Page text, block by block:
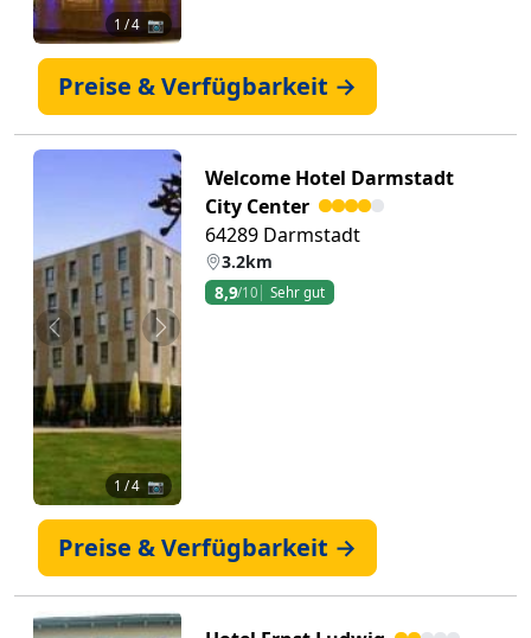
1 / 4 📷
Preise & Verfügbarkeit →
Zurück Weiter
1 / 4 📷
Welcome Hotel Darmstadt
City Center
64289 Darmstadt
3.2km
8,9/10 Sehr gut
Preise & Verfügbarkeit →